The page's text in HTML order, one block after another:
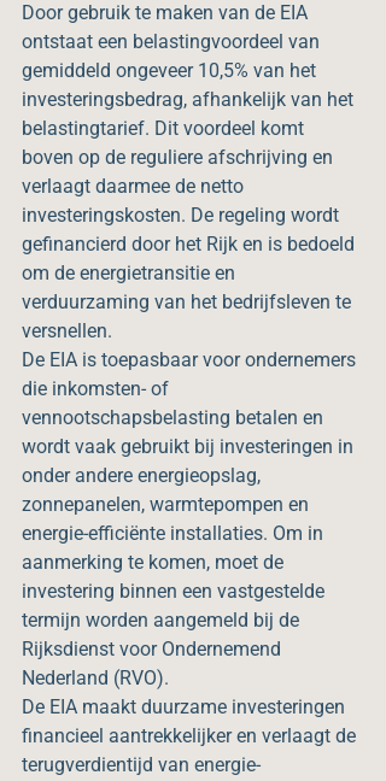
Door gebruik te maken van de EIA
ontstaat een belastingvoordeel van
gemiddeld ongeveer 10,5% van het
investeringsbedrag, afhankelijk van het
belastingtarief. Dit voordeel komt
boven op de reguliere afschrijving en
verlaagt daarmee de netto
investeringskosten. De regeling wordt
gefinancierd door het Rijk en is bedoeld
om de energietransitie en
verduurzaming van het bedrijfsleven te
versnellen.
De EIA is toepasbaar voor ondernemers
die inkomsten- of
vennootschapsbelasting betalen en
wordt vaak gebruikt bij investeringen in
onder andere energieopslag,
zonnepanelen, warmtepompen en
energie-efficiënte installaties. Om in
aanmerking te komen, moet de
investering binnen een vastgestelde
termijn worden aangemeld bij de
Rijksdienst voor Ondernemend
Nederland (RVO).
De EIA maakt duurzame investeringen
financieel aantrekkelijker en verlaagt de
terugverdientijd van energie-